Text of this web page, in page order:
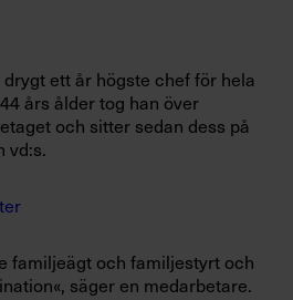
ett år högste chef för hela
års ålder tog han över
och sitter sedan dess på
vd:s.
familjeägt och familjestyrt och
säger en medarbetare.